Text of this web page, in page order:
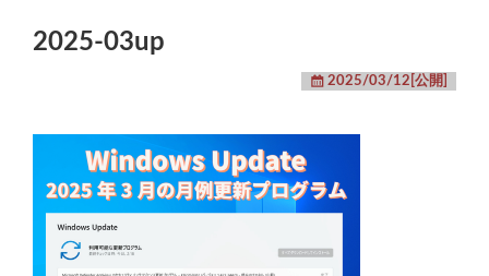
2025-03up
2025/03/12[公開]